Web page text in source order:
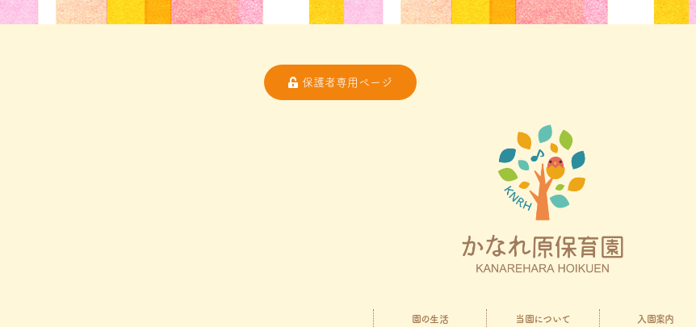
保護者専用ページ
園の生活
当園について
入園案内